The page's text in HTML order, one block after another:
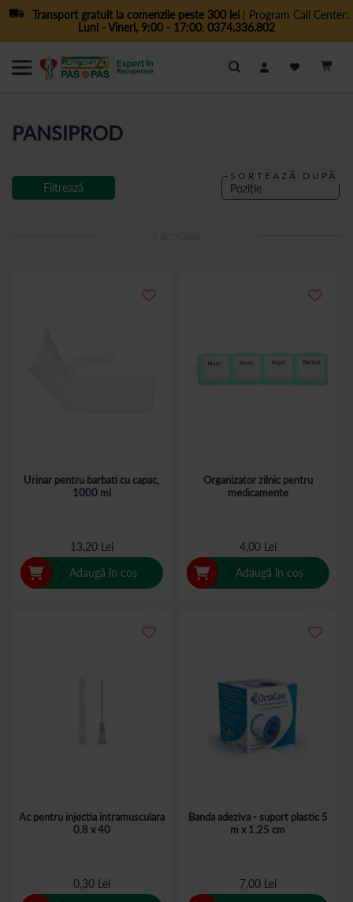
Transport gratuit la comenzile peste 300 lei| Program Call Center:
Luni - Vineri, 9:00 - 17:00, 0374.336.802
Cautare
PANSIPROD
SORTEAZĂ DUPĂ
Urinar pentru barbati cu capac,
1000 ml
13,20 Lei
Adaugă în coș
Organizator zilnic pentru
medicamente
4,00 Lei
Adaugă în coș
Ac pentru injectia intramusculara
0.8 x 40
0,30 Lei
Banda adeziva - suport plastic 5
m x 1.25 cm
7,00 Lei
Filtrează